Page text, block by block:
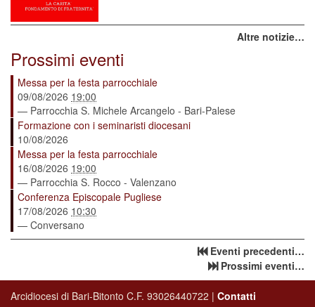
Altre notizie…
Prossimi eventi
Messa per la festa parrocchiale
09/08/2026 19:00
— Parrocchia S. Michele Arcangelo - Bari-Palese
Formazione con i seminaristi diocesani
10/08/2026
Messa per la festa parrocchiale
16/08/2026 19:00
— Parrocchia S. Rocco - Valenzano
Conferenza Episcopale Pugliese
17/08/2026 10:30
— Conversano
Eventi precedenti…
Prossimi eventi…
Arcidiocesi di Bari-Bitonto C.F. 93026440722 | Contatti